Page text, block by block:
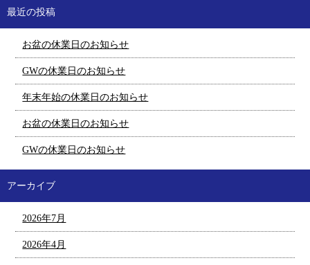
最近の投稿
お盆の休業日のお知らせ
GWの休業日のお知らせ
年末年始の休業日のお知らせ
お盆の休業日のお知らせ
GWの休業日のお知らせ
アーカイブ
2026年7月
2026年4月